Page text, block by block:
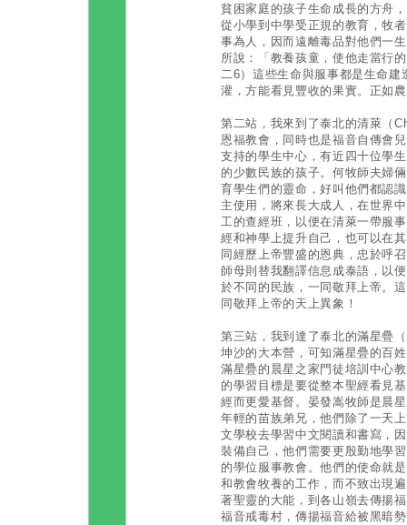
貧困家庭的孩子生命成長的方舟
從小學到中學受正規的教育，牧
事為人，因而遠離毒品對他們一
所說：「教養孩童，使他走當行
二6）這些生命與服事都是生命
灌，方能看見豐收的果實。正如
第二站，我來到了泰北的清萊（
恩福教會，同時也是福音自傳會
支持的學生中心，有近四十位學
的少數民族的孩子。何牧師夫婦
育學生們的靈命，好叫他們都認
主使用，將來長大成人，在世界
工的查經班，以便在清萊一帶服
經和神學上提升自己，也可以在
同經歷上帝豐盛的恩典，忠於呼
師母則替我翻譯信息成泰語，以
於不同的民族，一同敬拜上帝。
同敬拜上帝的天上異象！
第三站，我到達了泰北的滿星疊
坤沙的大本營，可知滿星疊的百
滿星疊的晨星之家門徒培訓中心
的學習目標是要從整本聖經看見
經而更愛基督。晏發嵩牧師是晨
年輕的苗族弟兄，他們除了一天
文學校去學習中文閱讀和書寫，
裝備自己，他們需要更殷勤地學
的學位服事教會。他們的使命就
和教會牧養的工作，而不致出現
著聖靈的大能，到各山嶺去傳揚
福音戒毒村，傳揚福音給被黑暗